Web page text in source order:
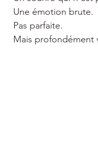
Une émotion brute.
Pas parfaite.
Mais profondément